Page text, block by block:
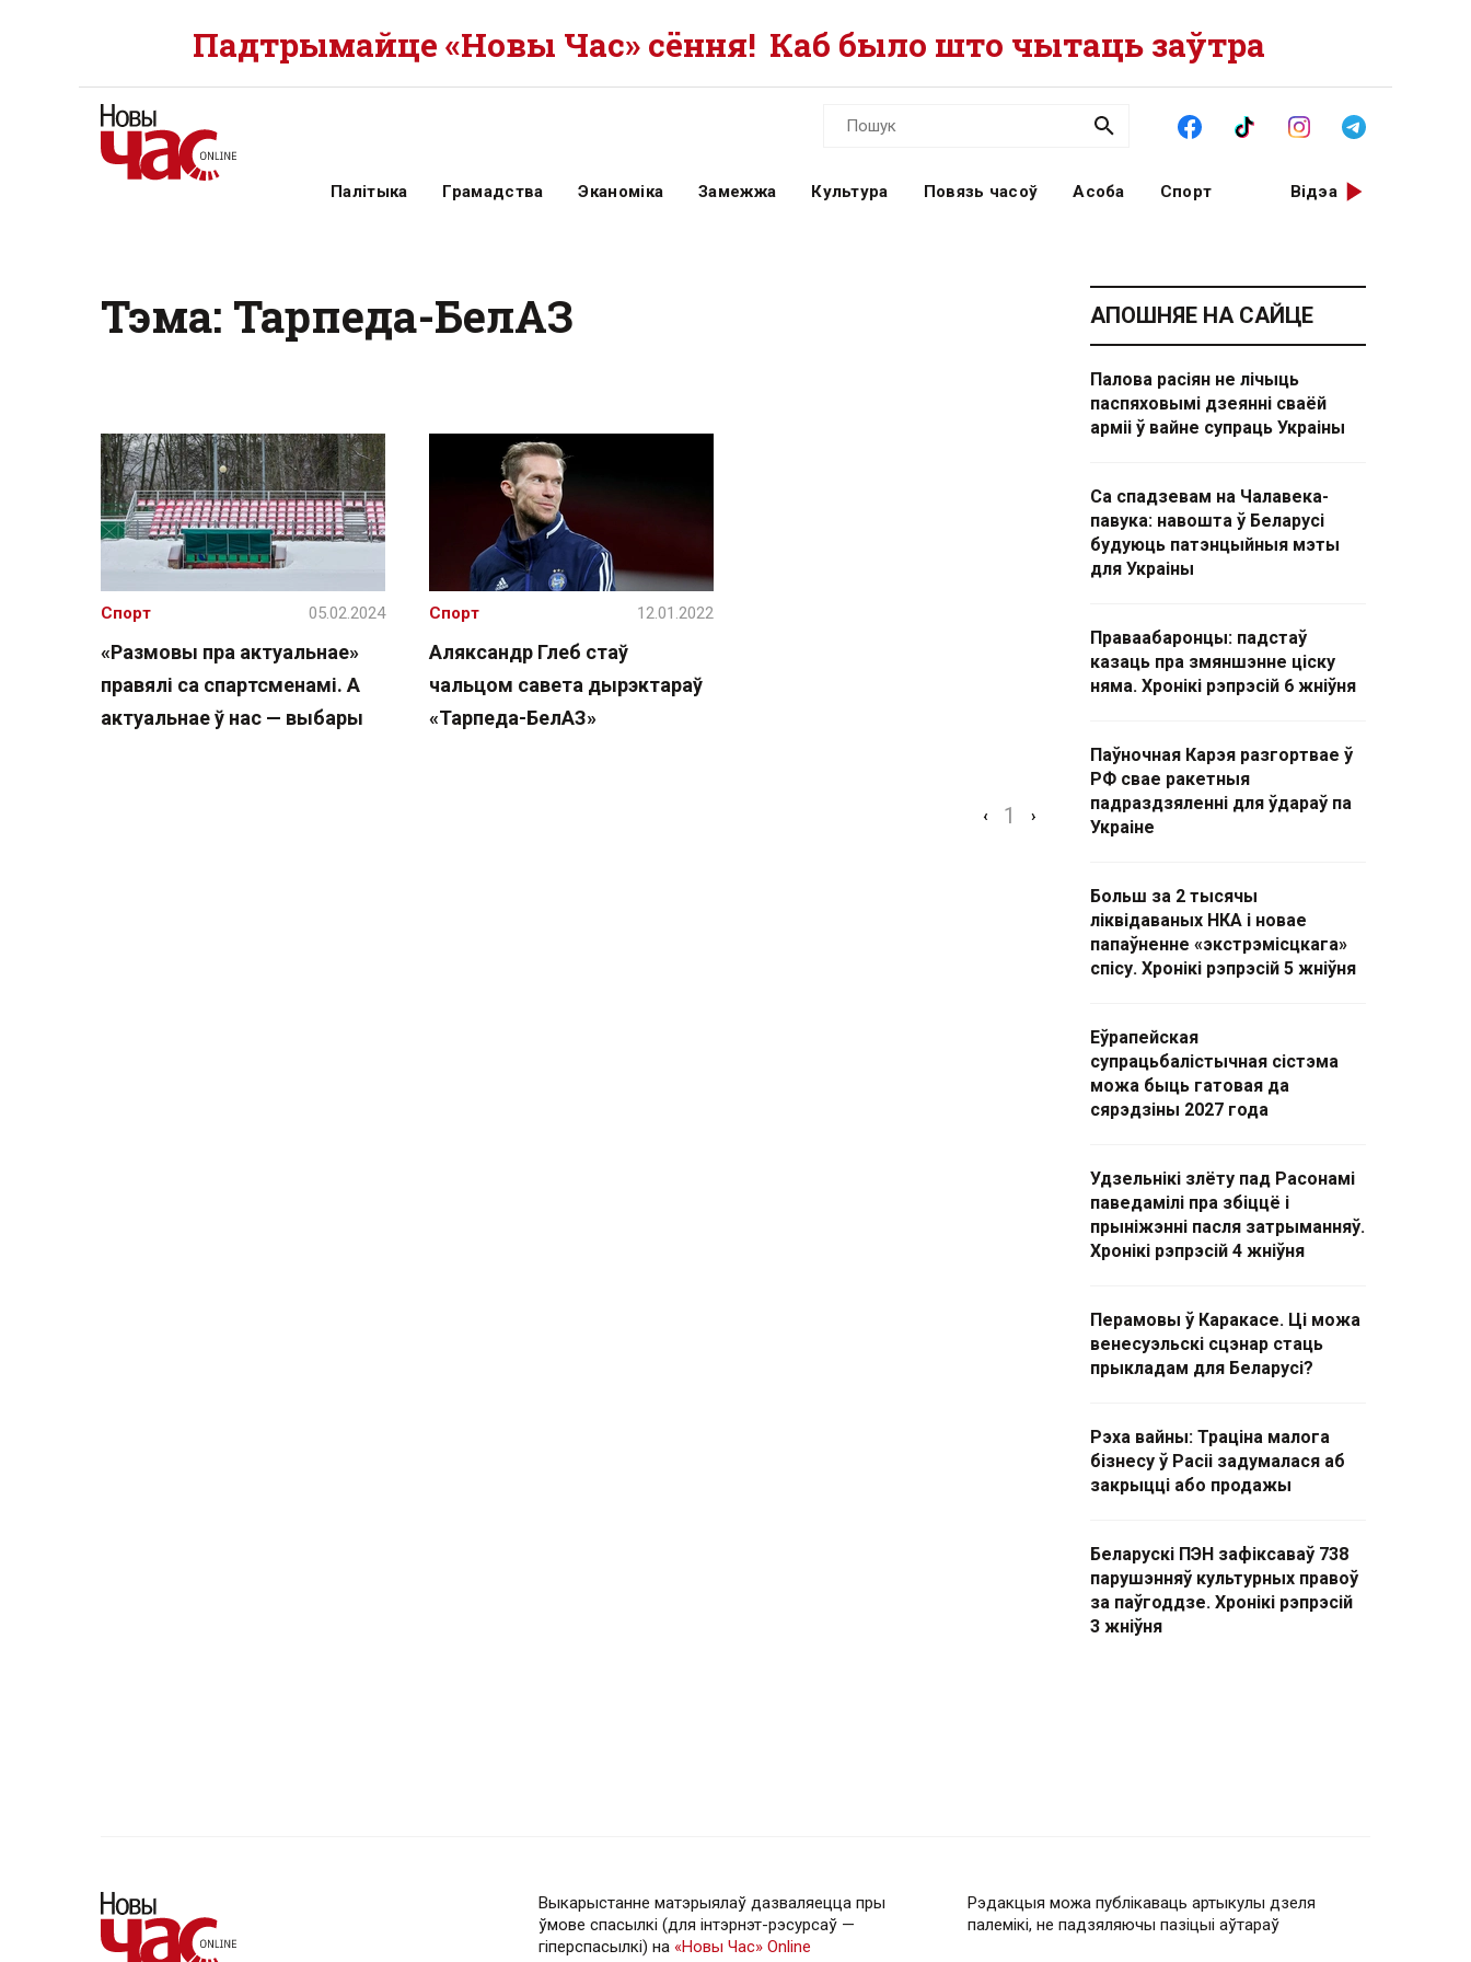
Падтрымайце «Новы Час» сёння! Каб было што чытаць заўтра
Палітыка Грамадства Эканоміка Замежжа Культура Повязь часоў Асоба Спорт Відэа
Тэма: Тарпеда-БелАЗ
«Размовы пра актуальнае»
правялі са спартсменамі. А
актуальнае ў нас — выбары
Спорт 05.02.2024
Аляксандр Глеб стаў
чальцом савета дырэктараў
«Тарпеда-БелАЗ»
Спорт 12.01.2022
‹ 1 ›
АПОШНЯЕ НА САЙЦЕ
Палова расіян не лічыць
паспяховымі дзеянні сваёй
арміі ў вайне супраць Украіны
Са спадзевам на Чалавека-
павука: навошта ў Беларусі
будуюць патэнцыйныя мэты
для Украіны
Праваабаронцы: падстаў
казаць пра змяншэнне ціску
няма. Хронікі рэпрэсій 6 жніўня
Паўночная Карэя разгортвае ў
РФ свае ракетныя
падраздзяленні для ўдараў па
Украіне
Больш за 2 тысячы
ліквідаваных НКА і новае
папаўненне «экстрэмісцкага»
спісу. Хронікі рэпрэсій 5 жніўня
Еўрапейская
супрацьбалістычная сістэма
можа быць гатовая да
сярэдзіны 2027 года
Удзельнікі злёту пад Расонамі
паведамілі пра збіццё і
прыніжэнні пасля затрыманняў.
Хронікі рэпрэсій 4 жніўня
Перамовы ў Каракасе. Ці можа
венесуэльскі сцэнар стаць
прыкладам для Беларусі?
Рэха вайны: Траціна малога
бізнесу ў Расіі задумалася аб
закрыцці або продажы
Беларускі ПЭН зафіксаваў 738
парушэнняў культурных правоў
за паўгоддзе. Хронікі рэпрэсій
3 жніўня
Выкарыстанне матэрыялаў дазваляецца пры
ўмове спасылкі (для інтэрнэт-рэсурсаў —
гiперспасылкi) на «Новы Час» Online
Рэдакцыя можа публікаваць артыкулы дзеля
палемікі, не падзяляючы пазіцыі аўтараў